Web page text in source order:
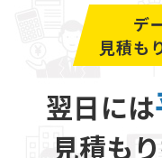
デ
見積も
翌日には
見積も